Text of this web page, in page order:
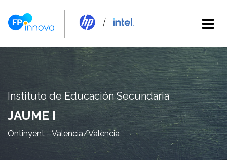
Instituto de Educación Secundaria
JAUME I
Ontinyent - Valencia/València